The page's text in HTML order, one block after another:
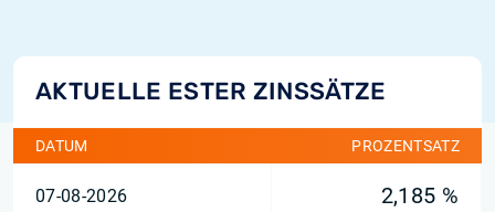
AKTUELLE ESTER ZINSSÄTZE
DATUM PROZENTSATZ
07-08-2026 2,185 %